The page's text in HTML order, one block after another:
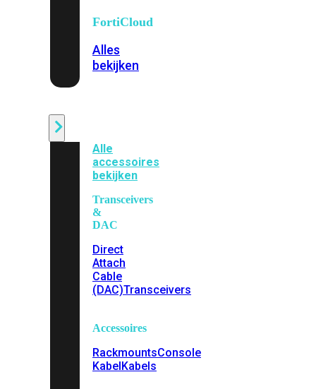
FortiCloud
Alles
bekijken
Alle
accessoires
bekijken
Transceivers
&
DAC
Direct
Attach
Cable
(DAC)Transceivers
Accessoires
RackmountsConsole
KabelKabels